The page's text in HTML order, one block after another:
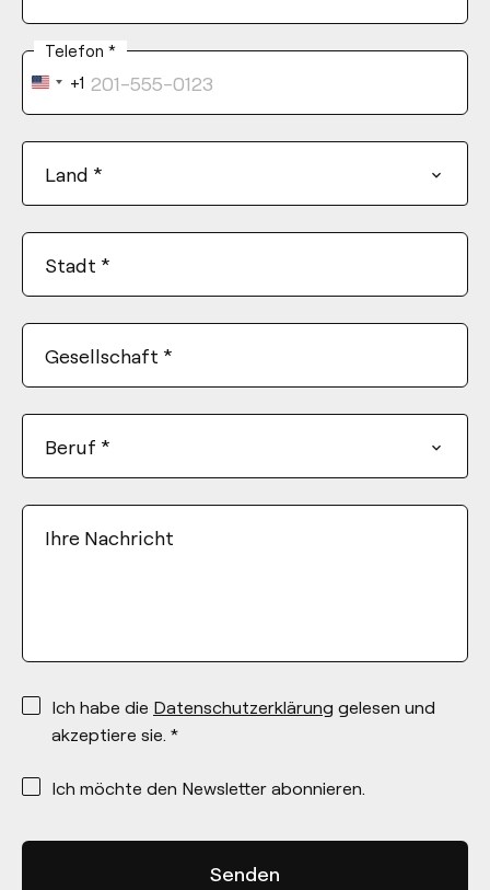
Telefon *
United
States
+1
Land *
Stadt *
Gesellschaft *
Beruf *
Ihre Nachricht
*
Ich habe die Datenschutzerklärung gelesen und
akzeptiere sie. *
*
Ich möchte den Newsletter abonnieren.